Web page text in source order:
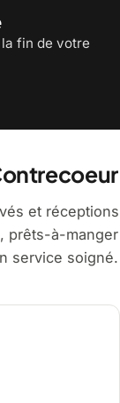
fin de votre
et réceptions
prêts-à-manger
service soigné.